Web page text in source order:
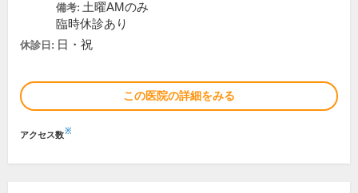
備考: 土曜AMのみ
臨時休診あり
休診日: 日・祝
この医院の詳細をみる
アクセス数※